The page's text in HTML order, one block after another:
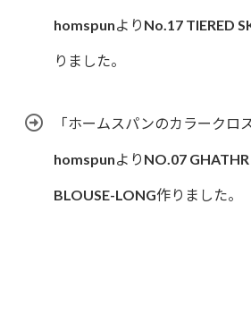
homspunよりNo.17 TIERED
りました。
「ホームスパンのカラークロス
homspunよりNO.07 GHATHR
BLOUSE-LONG作りました。